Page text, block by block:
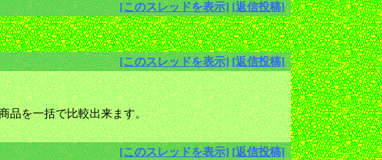
[このスレッドを表示] [返信投稿]
[このスレッドを表示] [返信投稿]
品を一括で比較出来ます。
[このスレッドを表示] [返信投稿]